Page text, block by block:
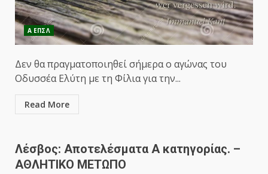
Α ΕΠΣΛ
Δεν θα πραγματοποιηθεί σήμερα ο αγώνας του
Οδυσσέα Ελύτη με τη Φίλια για την...
Read More
Λέσβος: Αποτελέσματα Α κατηγορίας. –
ΑΘΛΗΤΙΚΟ ΜΕΤΩΠΟ